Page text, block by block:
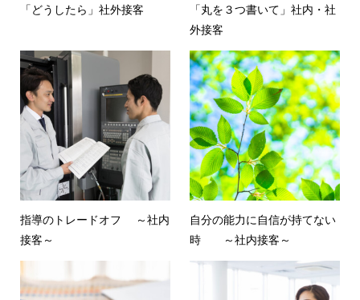
「どうしたら」社外接客
「丸を３つ書いて」社内・社
外接客
指導のトレードオフ ～社内
接客～
自分の能力に自信が持てない
時 ～社内接客～